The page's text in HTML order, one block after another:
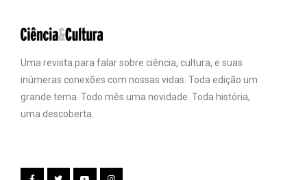
Uma revista para falar sobre ciência, cultura, e suas
inúmeras conexões com nossas vidas. Toda edição um
grande tema. Todo mês uma novidade. Toda história,
uma descoberta.